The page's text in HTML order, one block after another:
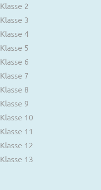
Klasse 2
Klasse 3
Klasse 4
Klasse 5
Klasse 6
Klasse 7
Klasse 8
Klasse 9
Klasse 10
Klasse 11
Klasse 12
Klasse 13